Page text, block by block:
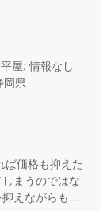
屋: 情報なし
岡県
ば価格も抑えた
まうのではな
えながらも良